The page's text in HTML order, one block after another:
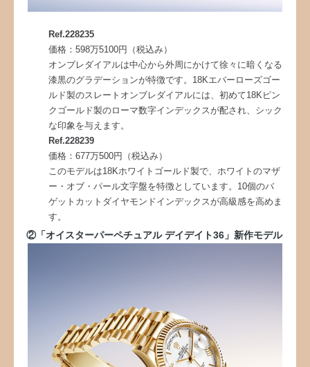
Ref.228235
価格：598万5100円（税込み）
オンブレダイアルは中心から外周にかけて徐々に暗くなる
漆黒のグラデーションが特徴です。18Kエバーローズゴー
ルド製のスレートオンブレダイアルには、初めて18Kピン
クゴールド製のローマ数字インデックスが配され、シック
な印象を与えます。
Ref.228239
価格：677万500円（税込み）
このモデルは18Kホワイトゴールド製で、ホワイトのマザ
ー・オブ・パール文字盤を特徴としています。10個のバ
ゲットカットダイヤモンドインデックスが高級感を高めま
す。
②「オイスターパーペチュアル デイデイト36」新作モデル